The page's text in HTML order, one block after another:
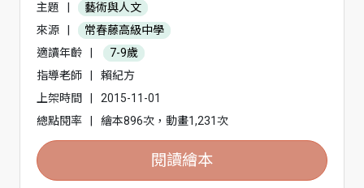
主題
藝術與人文
來源
常春藤高級中學
適讀年齡
7-9歲
指導老師
賴紀方
上架時間
2015-11-01
總點閱率
繪本896次，動畫1,231次
閱讀繪本